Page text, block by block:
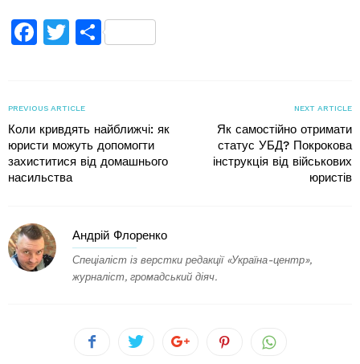
Facebook
TwitterПоділитися
PREVIOUS ARTICLE
Коли кривдять найближчі: як
юристи можуть допомогти
захиститися від домашнього
насильства
NEXT ARTICLE
Як самостійно отримати
статус УБД? Покрокова
інструкція від військових
юристів
Андрій Флоренко
Спеціаліст із верстки редакції «Україна-центр»,
журналіст, громадський діяч.